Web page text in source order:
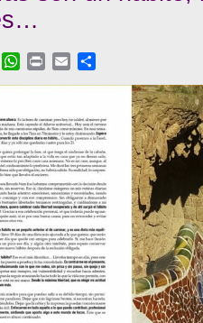
LinkedInWhatsApp
Print Email